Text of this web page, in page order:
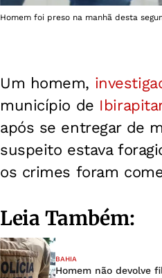
Homem foi preso na manhã desta
Um homem,
município de
após se entregar de
suspeito estava
os crimes foram
Leia Também:
BAHIA
Homem não devolve